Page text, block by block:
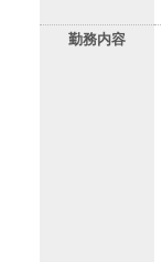
勤務内容